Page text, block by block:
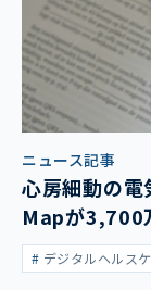
ニュース記事
心房細動の
Mapが3,700
デジタルヘルス